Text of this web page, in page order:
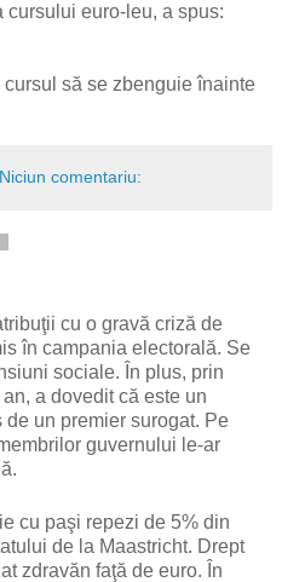
euro-leu, a spus:
să se zbenguie înainte
Niciun comentariu:
cu o gravă criză de
în campania electorală. Se
sociale. În plus, prin
a dovedit că este un
un premier surogat. Pe
guvernului le-ar
cu paşi repezi de 5% din
de la Maastricht. Drept
zdravăn faţă de euro. În